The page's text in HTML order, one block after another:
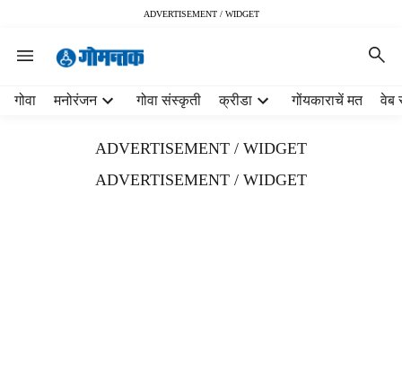
ADVERTISEMENT / WIDGET
गोवा मनोरंजन गोवा संस्कृती क्रीडा गोंयकाराचें मत वेब
ADVERTISEMENT / WIDGET
ADVERTISEMENT / WIDGET